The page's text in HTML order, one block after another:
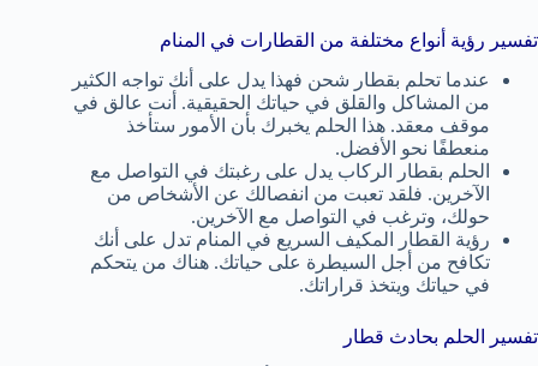
تفسير رؤية أنواع مختلفة من القطارات في المنام
عندما تحلم بقطار شحن فهذا يدل على أنك تواجه الكثير
من المشاكل والقلق في حياتك الحقيقية. أنت عالق في
موقف معقد. هذا الحلم يخبرك بأن الأمور ستأخذ
منعطفًا نحو الأفضل.
الحلم بقطار الركاب يدل على رغبتك في التواصل مع
الآخرين. فلقد تعبت من انفصالك عن الأشخاص من
حولك، وترغب في التواصل مع الآخرين.
رؤية القطار المكيف السريع في المنام تدل على أنك
تكافح من أجل السيطرة على حياتك. هناك من يتحكم
في حياتك ويتخذ قراراتك.
تفسير الحلم بحادث قطار